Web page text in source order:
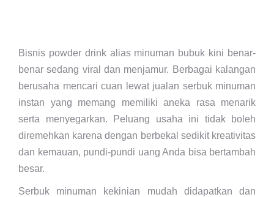
Bisnis powder drink alias minuman bubuk kini benar-
benar sedang viral dan menjamur. Berbagai kalangan
berusaha mencari cuan lewat jualan serbuk minuman
instan yang memang memiliki aneka rasa menarik
serta menyegarkan. Peluang usaha ini tidak boleh
diremehkan karena dengan berbekal sedikit kreativitas
dan kemauan, pundi-pundi uang Anda bisa bertambah
besar.
Serbuk minuman kekinian mudah didapatkan dan